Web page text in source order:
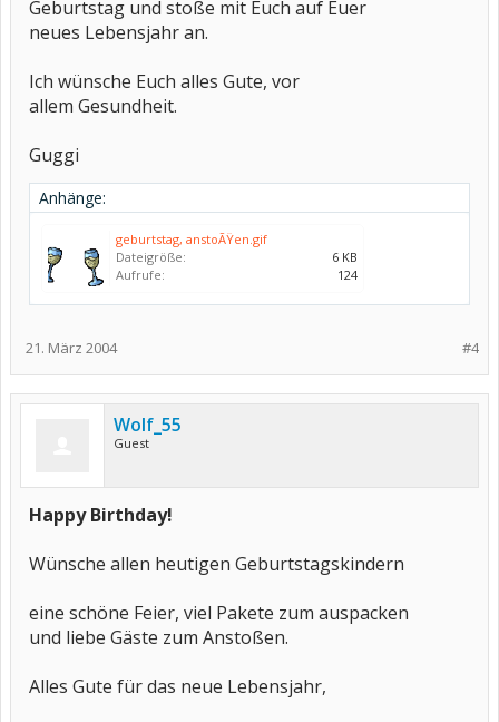
Geburtstag und stoße mit Euch auf Euer
neues Lebensjahr an.
Ich wünsche Euch alles Gute, vor
allem Gesundheit.
Guggi
Anhänge:
geburtstag, anstoÃŸen.gif
Dateigröße:
6 KB
Aufrufe:
124
#4
21. März 2004
Wolf_55
Guest
Happy Birthday!
Wünsche allen heutigen Geburtstagskindern
eine schöne Feier, viel Pakete zum auspacken
und liebe Gäste zum Anstoßen.
Alles Gute für das neue Lebensjahr,